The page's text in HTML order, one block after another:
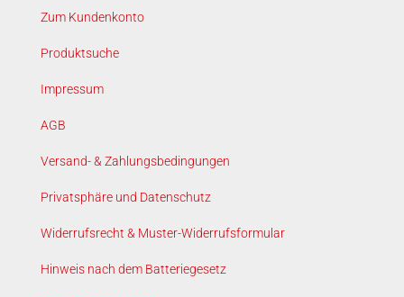
Zum Kundenkonto
Produktsuche
Impressum
AGB
Versand- & Zahlungsbedingungen
Privatsphäre und Datenschutz
Widerrufsrecht & Muster-Widerrufsformular
Hinweis nach dem Batteriegesetz